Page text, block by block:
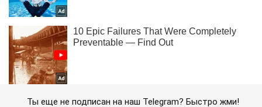
Ты еще не подписан на наш Telegram? Быстро жми!